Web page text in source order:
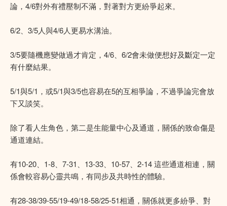
論，4/6對外有禮壓制不滿，對著對方更紛爭起來。
6/2、3/5人與4/6人更易水溝油。
3/5要隨機應變做過才肯定，4/6、6/2會未做便想好及斷定一定
有什麼結果。
5/1與5/1，或5/1與3/5也容易在5的互相爭論，不過爭論完會放
下又談笑。
除了看人生角色，第二是生能量中心及通道，關係的致命傷是
通道連結。
有10-20、1-8、7-31、13-33、10-57、2-14 這些通道相連，關
係會較容易心靈共鳴，有同步及共時性的體驗。
有28-38/39-55/19-49/18-58/25-51相通，關係就更多紛爭、對